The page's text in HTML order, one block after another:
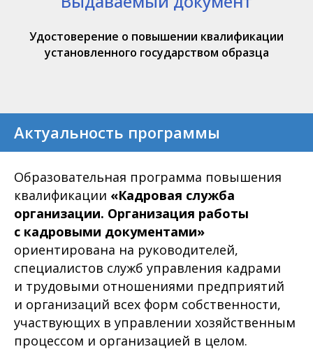
Удостоверение о повышении квалификации
установленного государством образца
Актуальность программы
Образовательная программа повышения
квалификации «Кадровая служба
организации. Организация работы
с кадровыми документами»
ориентирована на руководителей,
специалистов служб управления кадрами
и трудовыми отношениями предприятий
и организаций всех форм собственности,
участвующих в управлении хозяйственным
процессом и организацией в целом.